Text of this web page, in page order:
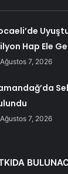
Hap Ele
Ağustos 7, 2026
Ağustos 7, 2026